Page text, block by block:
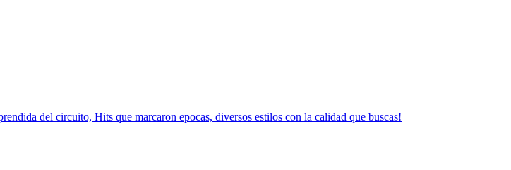
del circuito, Hits que marcaron epocas, diversos estilos con la calidad que buscas!